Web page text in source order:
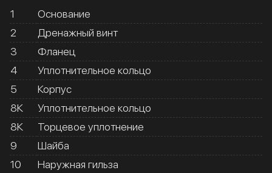
1
Основание
2
Дренажный винт
3
Фланец
4
Уплотнительное кольцо
5
Корпус
8К
Уплотнительное кольцо
8К
Торцевое уплотнение
9
Шайба
10
Наружная гильза